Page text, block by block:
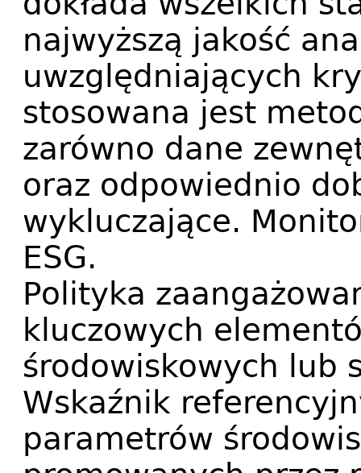
najwyższą jakość
uwzględniających
stosowana jest
zarówno dane
oraz odpowiednio
wykluczające.
ESG.
Polityka
kluczowych
środowiskowych lub
Wskaźnik
parametrów